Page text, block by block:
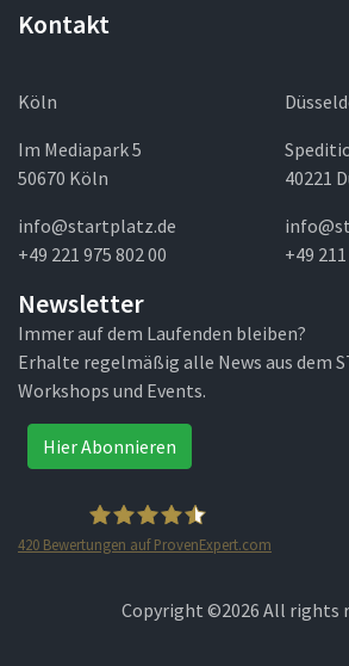
Kontakt
Köln
Im Mediapark 5
50670 Köln
info@startplatz.de
+49 221 975 802 00
40221
+49
Newsletter
Immer auf dem Laufenden bleiben?
Erhalte regelmäßig alle News aus dem
Workshops und Events.
Hier Abonnieren
420 Bewertungen auf ProvenExpert.com
Copyright ©2026 All rights